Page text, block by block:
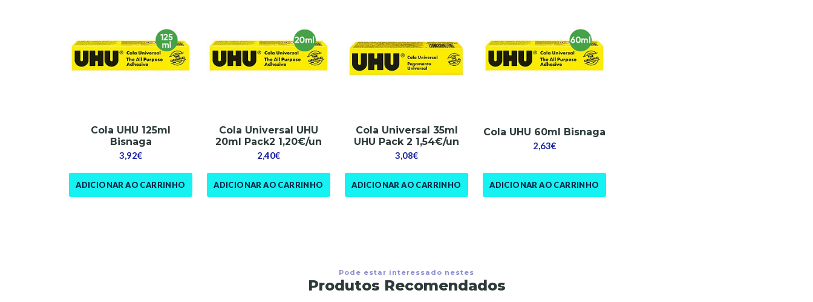
Cola UHU 125ml
Bisnaga
3,92€
ADICIONAR AO CARRINHO
Cola Universal UHU
20ml Pack2 1,20€/un
2,40€
ADICIONAR AO CARRINHO
Cola Universal 35ml
UHU Pack 2 1,54€/un
3,08€
ADICIONAR AO CARRINHO
Cola UHU 60ml Bisnaga
2,63€
ADICIONAR AO CARRINHO
Pode estar interessado nestes
Produtos Recomendados